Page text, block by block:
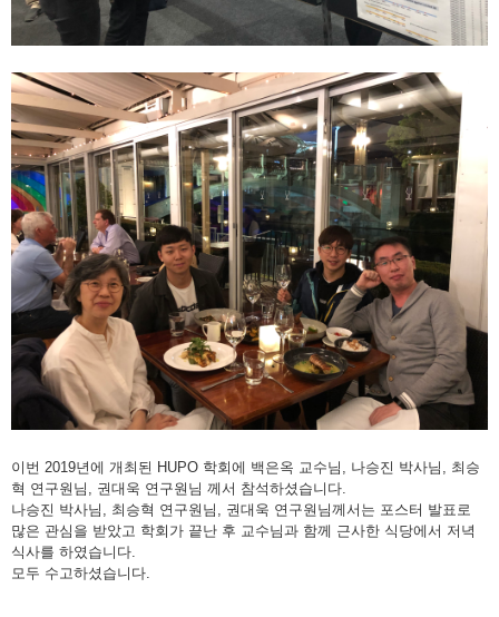
이번 2019년에 개최된 HUPO 학회에 백은옥 교수님, 나승진 박사님, 최승
혁 연구원님, 권대욱 연구원님 께서 참석하셨습니다.
나승진 박사님, 최승혁 연구원님, 권대욱 연구원님께서는 포스터 발표로
많은 관심을 받았고 학회가 끝난 후 교수님과 함께 근사한 식당에서 저녁
식사를 하였습니다.
모두 수고하셨습니다.